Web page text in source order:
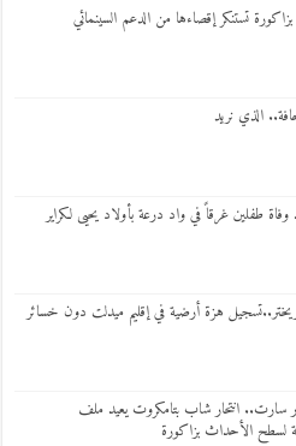
بزاكورة تستنكر إقصاءها من الدعم السينمائي
الذي نريد
وفاة طفلين غرقاً في واد درعة بأولاد يحيى لكراير
سلم ريختر..تسجيل هزة أرضية في إقليم ميدلت دون خسائر
سارت.. انتحار شاب بتامكروت يعيد ملف
لسطح الأحداث بزاكورة